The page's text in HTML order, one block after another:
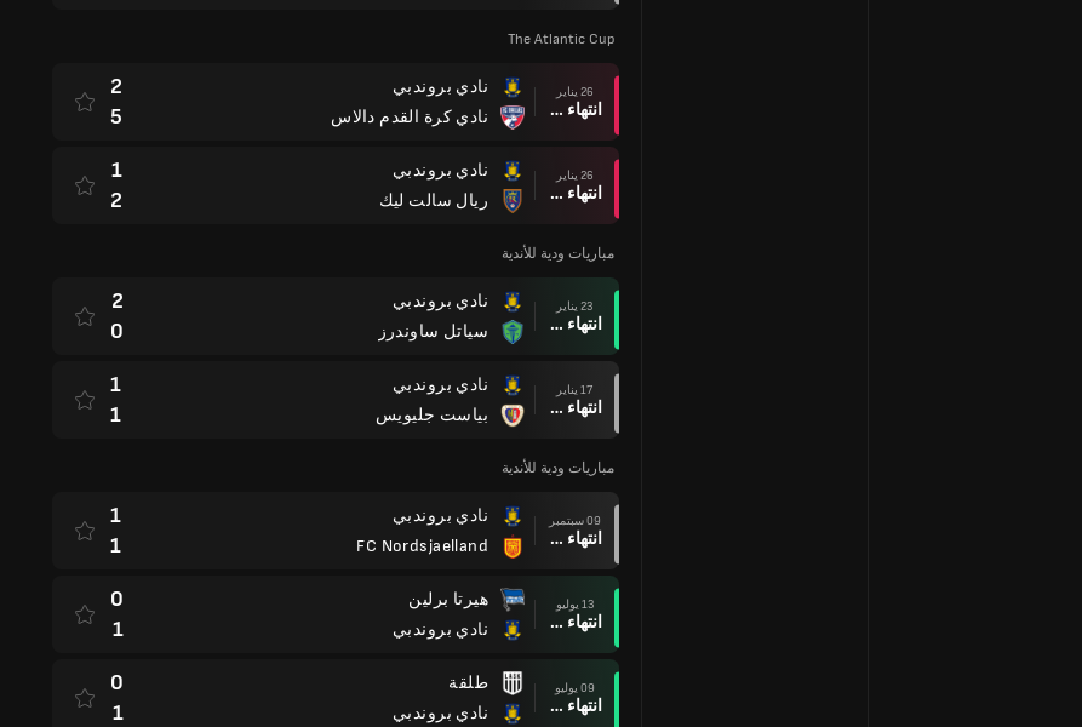
The Atlantic Cup
26 يناير
انتهاء وقت المباراة
نادي بروندبي
نادي كرة القدم دالاس
2
5
26 يناير
انتهاء وقت المباراة
نادي بروندبي
ريال سالت ليك
1
2
مباريات ودية للأندية
23 يناير
انتهاء وقت المباراة
نادي بروندبي
سياتل ساوندرز
2
0
17 يناير
انتهاء وقت المباراة
نادي بروندبي
بياست جليويس
1
1
مباريات ودية للأندية
09 سبتمبر
انتهاء وقت المباراة
نادي بروندبي
FC Nordsjaelland
1
1
13 يوليو
انتهاء وقت المباراة
هيرتا برلين
نادي بروندبي
0
1
09 يوليو
انتهاء وقت المباراة
طلقة
نادي بروندبي
0
1